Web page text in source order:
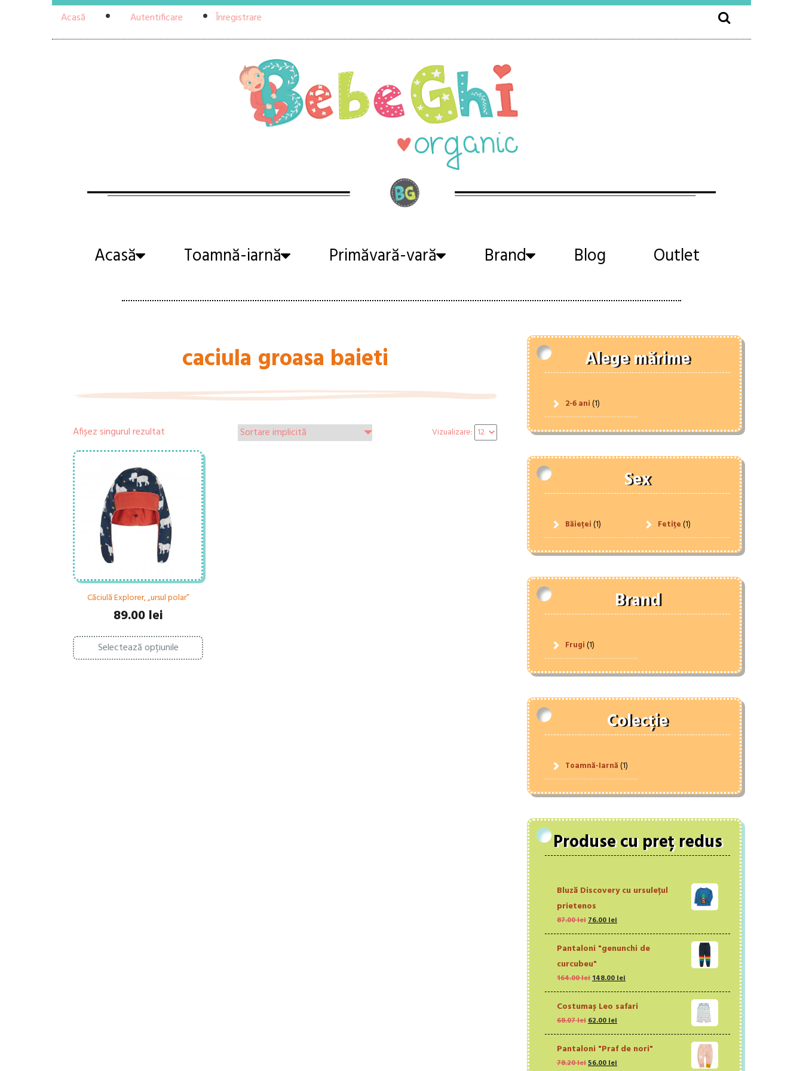
Acasă Autentificare Înregistrare
Acasă Toamnă-iarnă Primăvară-vară Brand Blog Outlet
caciula groasa baieti
Afișez singurul rezultat Vizualizare:
Căciulă Explorer, „ursul polar”
89.00 lei
Selectează opțiunile
produs
are
Alege mărime
2-6 ani(1)
Sex
Băieței(1) Fetițe(1)
Brand
Frugi(1)
Colecție
Toamnă-Iarnă(1)
Produse cu preț redus
Bluză Discovery cu ursulețul
prietenos
87.00leiPrețul
inițial
a
fost:
87.00 lei.
76.00leiPrețul
curent
este:
76.00 lei.
Pantaloni "genunchi de
curcubeu"
164.00leiPrețul
inițial
a
fost:
164.00 lei.
148.00leiPrețul
curent
este:
148.00 lei.
Costumaș Leo safari
68.07leiPrețul
inițial
a
fost:
68.07 lei.
62.00leiPrețul
curent
este:
62.00 lei.
Pantaloni "Praf de nori"
78.20leiPrețul
56.00leiPrețul